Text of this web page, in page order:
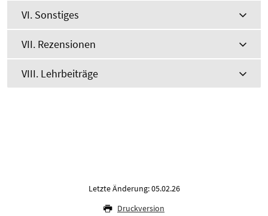
VI. Sonstiges
VII. Rezensionen
VIII. Lehrbeiträge
Letzte Änderung: 05.02.26
Druckversion